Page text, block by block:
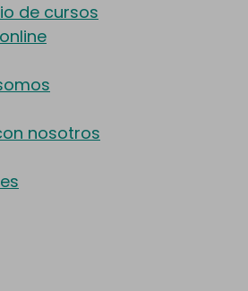
de cursos
nosotros